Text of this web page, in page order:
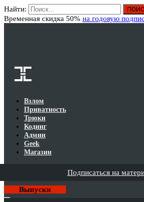
Найти:
Временная скидка 50% на годовую
Взлом
Приватность
Трюки
Кодинг
Админ
Geek
Магазин
Подписаться на
Выпуски